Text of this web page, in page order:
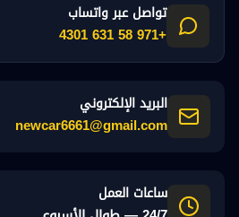
تواصل عبر واتساب
+971 58 631 4301
البريد الإلكتروني
newcar6661@gmail.com
ساعات العمل